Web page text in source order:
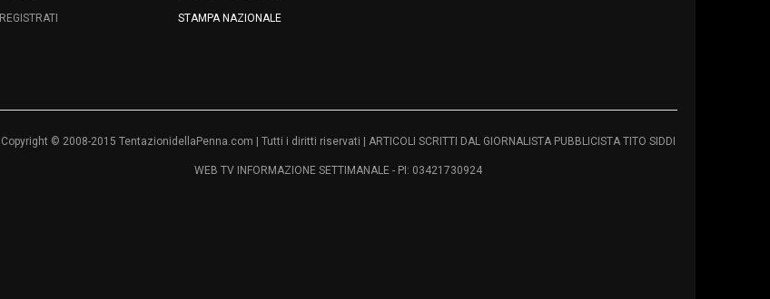
REGISTRATI
STAMPA NAZIONALE
Copyright © 2008-2015 TentazionidellaPenna.com | Tutti i diritti riservati | ARTICOLI SCRITTI DAL GIORNALISTA PUBBLICISTA TITO SIDDI
WEB TV INFORMAZIONE SETTIMANALE - PI: 03421730924